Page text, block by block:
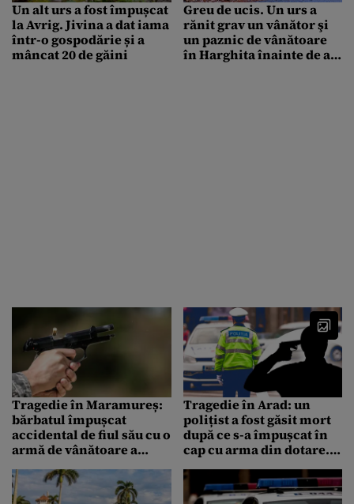
Un alt urs a fost împușcat
la Avrig. Jivina a dat iama
într-o gospodărie și a
mâncat 20 de găini
Greu de ucis. Un urs a
rănit grav un vânător şi
un paznic de vânătoare
în Harghita înainte de a fi
Tragedie în Maramureș:
bărbatul împușcat
accidental de fiul său cu o
armă de vânătoare a
plasat în arest la
domiciliu
Tragedie în Arad: un
polițist a fost găsit mort
după ce s-a împușcat în
cap cu arma din dotare.
sinucidere